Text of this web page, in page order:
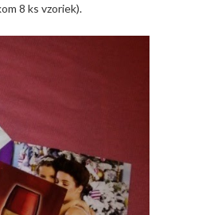
8 ks vzoriek).